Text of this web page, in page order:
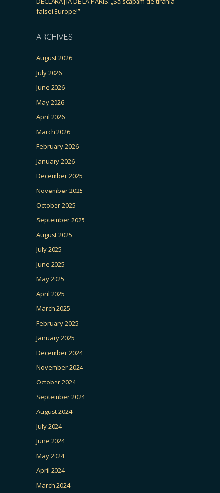
falsei Europe!”
ARCHIVES
August 2026
July 2026
June 2026
May 2026
April 2026
March 2026
February 2026
January 2026
December 2025
November 2025
October 2025
September 2025
August 2025
July 2025
June 2025
May 2025
April 2025
March 2025
February 2025
January 2025
December 2024
November 2024
October 2024
September 2024
August 2024
July 2024
June 2024
May 2024
April 2024
March 2024